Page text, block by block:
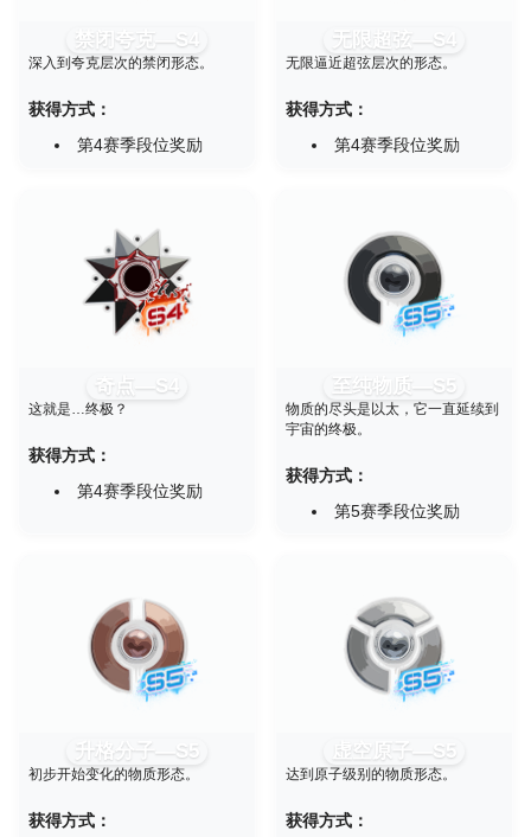
禁闭夸克—S4
深入到夸克层次的禁闭形态。
获得方式：
第4赛季段位奖励
无限超弦—S4
无限逼近超弦层次的形态。
获得方式：
第4赛季段位奖励
奇点—S4
这就是…终极？
获得方式：
第4赛季段位奖励
至纯物质—S5
物质的尽头是以太，它一直延续到
宇宙的终极。
获得方式：
第5赛季段位奖励
升格分子—S5
初步开始变化的物质形态。
获得方式：
虚空原子—S5
达到原子级别的物质形态。
获得方式：